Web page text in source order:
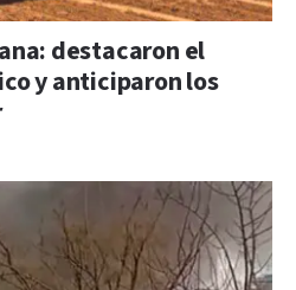
destacaron el
y anticiparon los